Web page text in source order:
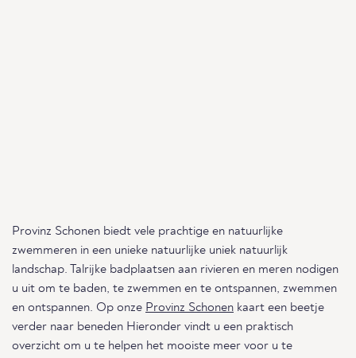
Provinz Schonen biedt vele prachtige en natuurlijke
zwemmeren in een unieke natuurlijke uniek natuurlijk
landschap. Talrijke badplaatsen aan rivieren en meren nodigen
u uit om te baden, te zwemmen en te ontspannen, zwemmen
en ontspannen. Op onze Provinz Schonen kaart een beetje
verder naar beneden Hieronder vindt u een praktisch
overzicht om u te helpen het mooiste meer voor u te